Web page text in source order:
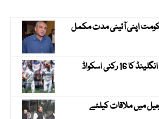
حکومت اپنی آئینی مدت مکمل
پاکستان کیخلاف ٹیسٹ سیریز ، انگلینڈ کا 16 رکنی اسکواڈ
میں ملاقات کیلئے